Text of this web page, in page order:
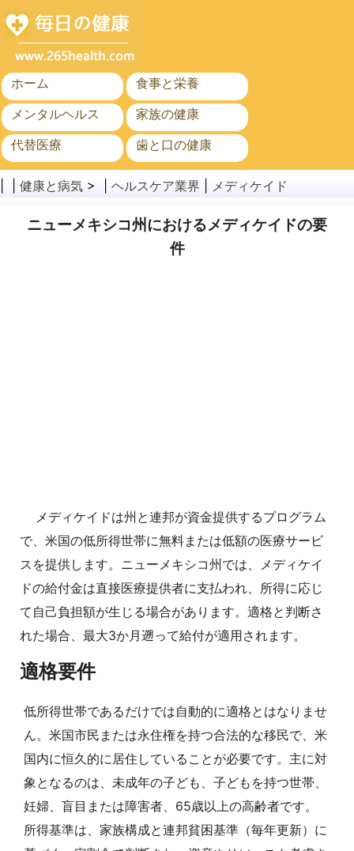
ホーム
食事と栄養
メンタルヘルス
家族の健康
代替医療
歯と口の健康
がん
健康と病気 > | ヘルスケア業界 メディケイド
ニューメキシコ州におけるメディケイドの要
件
メディケイドは州と連邦が資金提供するプログラム
で、米国の低所得世帯に無料または低額の医療サービ
スを提供します。ニューメキシコ州では、メディケイ
ドの給付金は直接医療提供者に支払われ、所得に応じ
て自己負担額が生じる場合があります。適格と判断さ
れた場合、最大3か月遡って給付が適用されます。
適格要件
低所得世帯であるだけでは自動的に適格とはなりませ
ん。米国市民または永住権を持つ合法的な移民で、米
国内に恒久的に居住していることが必要です。主に対
象となるのは、未成年の子ども、子どもを持つ世帯、
妊婦、盲目または障害者、65歳以上の高齢者です。
所得基準は、家族構成と連邦貧困基準（毎年更新）に